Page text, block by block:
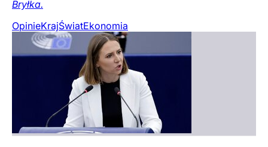
Bryłka.
OpinieKrajŚwiatEkonomia